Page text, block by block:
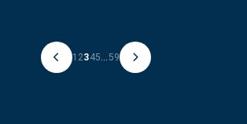
1 2345 59